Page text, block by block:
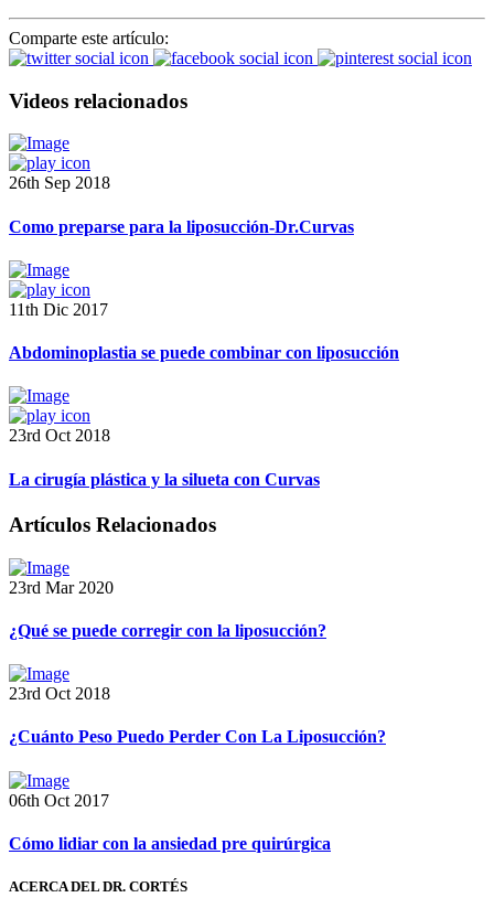
Comparte este artículo:
Videos relacionados
26th Sep 2018
Como preparse para la liposucción-Dr.Curvas
11th Dic 2017
Abdominoplastia se puede combinar con liposucción
23rd Oct 2018
La cirugía plástica y la silueta con Curvas
Artículos Relacionados
23rd Mar 2020
¿Qué se puede corregir con la liposucción?
23rd Oct 2018
¿Cuánto Peso Puedo Perder Con La Liposucción?
06th Oct 2017
Cómo lidiar con la ansiedad pre quirúrgica
ACERCA DEL DR. CORTÉS